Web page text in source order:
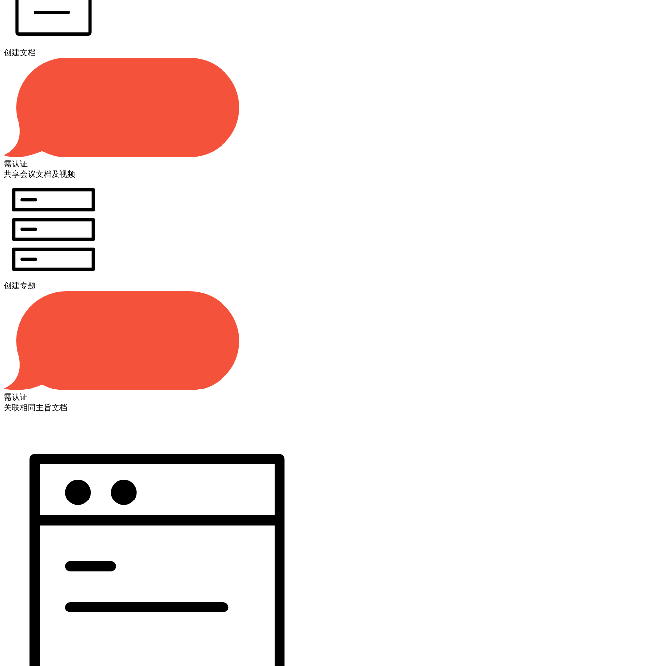
创建文档
需认证
共享会议文档及视频
创建专题
需认证
关联相同主旨文档